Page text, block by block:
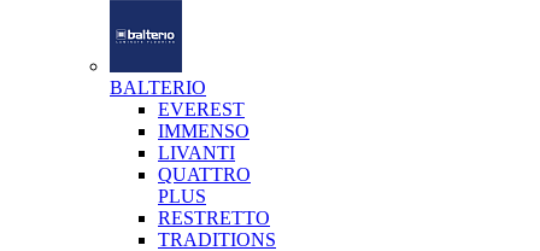
BALTERIO
EVEREST
IMMENSO
LIVANTI
QUATTRO
PLUS
RESTRETTO
TRADITIONS